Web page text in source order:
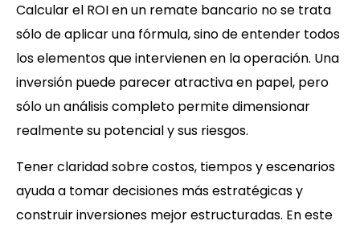
Calcular el ROI en un remate bancario no se trata
sólo de aplicar una fórmula, sino de entender todos
los elementos que intervienen en la operación. Una
inversión puede parecer atractiva en papel, pero
sólo un análisis completo permite dimensionar
realmente su potencial y sus riesgos.
Tener claridad sobre costos, tiempos y escenarios
ayuda a tomar decisiones más estratégicas y
construir inversiones mejor estructuradas. En este